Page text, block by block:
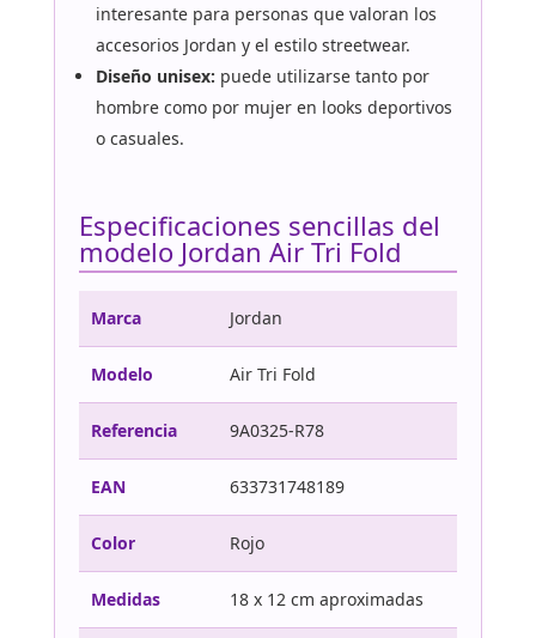
interesante para personas que valoran los
accesorios Jordan y el estilo streetwear.
Diseño unisex: puede utilizarse tanto por
hombre como por mujer en looks deportivos
o casuales.
Especificaciones sencillas del
modelo Jordan Air Tri Fold
Marca Jordan
Modelo Air Tri Fold
Referencia 9A0325-R78
EAN 633731748189
Color Rojo
Medidas 18 x 12 cm aproximadas